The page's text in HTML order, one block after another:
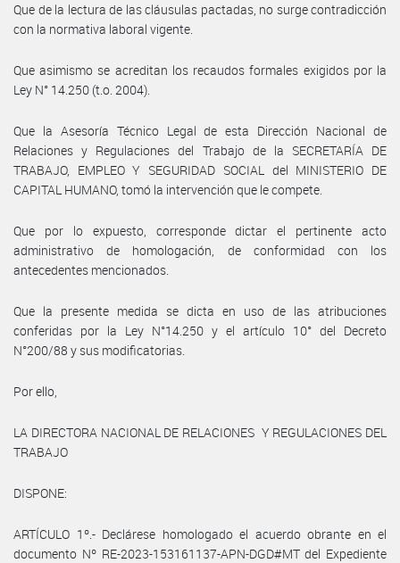
Que de la lectura de las cláusulas pactadas, no surge contradicción
con la normativa laboral vigente.
Que asimismo se acreditan los recaudos formales exigidos por la
Ley N° 14.250 (t.o. 2004).
Que la Asesoría Técnico Legal de esta Dirección Nacional de
Relaciones y Regulaciones del Trabajo de la SECRETARÍA DE
TRABAJO, EMPLEO Y SEGURIDAD SOCIAL del MINISTERIO DE
CAPITAL HUMANO, tomó la intervención que le compete.
Que por lo expuesto, corresponde dictar el pertinente acto
administrativo de homologación, de conformidad con los
antecedentes mencionados.
Que la presente medida se dicta en uso de las atribuciones
conferidas por la Ley N°14.250 y el artículo 10° del Decreto
N°200/88 y sus modificatorias.
Por ello,
LA DIRECTORA NACIONAL DE RELACIONES Y REGULACIONES DEL
TRABAJO
DISPONE:
ARTÍCULO 1º.- Declárese homologado el acuerdo obrante en el
documento Nº RE-2023-153161137-APN-DGD#MT del Expediente